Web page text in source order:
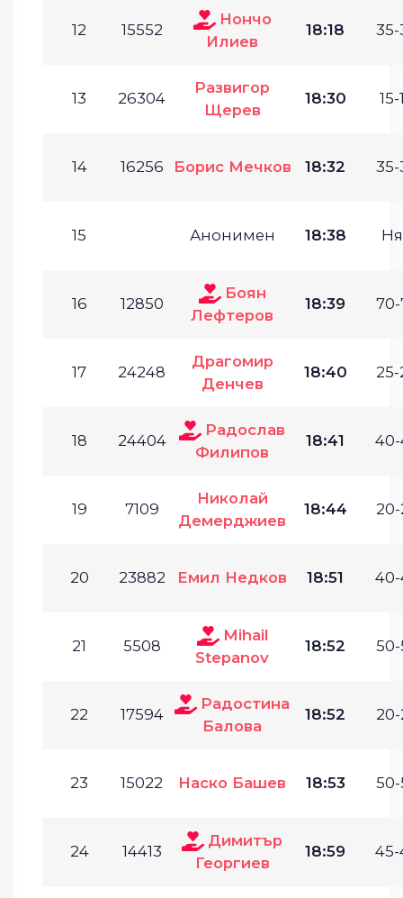
12 15552
Нончо
Илиев
18:18 35-
13 26304
Развигор
Щерев
18:30 15-
14 16256 Борис Мечков 18:32 35-
15 Анонимен 18:38
16 12850
Боян
Лефтеров
18:39 70-
17 24248
Драгомир
Денчев
18:40 25-
18 24404
Радослав
Филипов
18:41 40-
19 7109
Николай
Демерджиев
18:44 20-
20 23882 Емил Недков 18:51 40-
21 5508
Mihail
Stepanov
18:52 50-
22 17594
Радостина
Балова
18:52 20-
23 15022 Наско Башев 18:53 50-
24 14413
Димитър
Георгиев
18:59 45-